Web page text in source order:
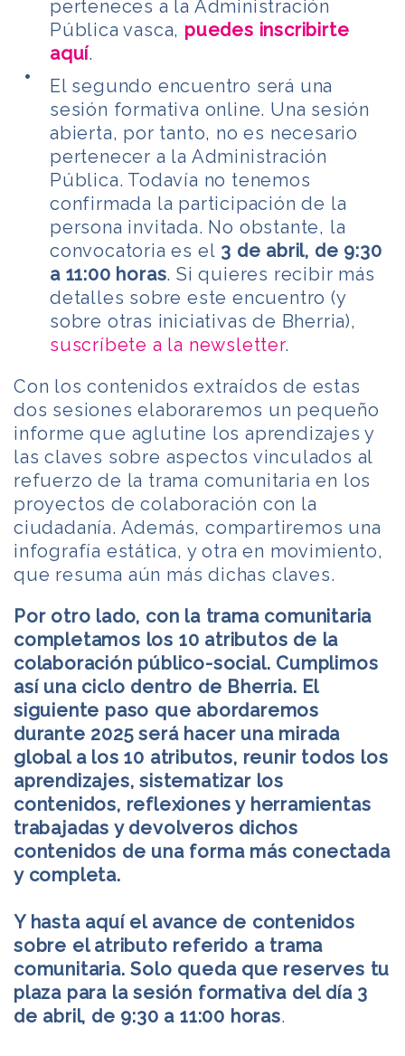
perteneces a la Administración
Pública vasca, puedes inscribirte
aquí.
El segundo encuentro será una
sesión formativa online. Una sesión
abierta, por tanto, no es necesario
pertenecer a la Administración
Pública. Todavía no tenemos
confirmada la participación de la
persona invitada. No obstante, la
convocatoria es el 3 de abril, de 9:30
a 11:00 horas. Si quieres recibir más
detalles sobre este encuentro (y
sobre otras iniciativas de Bherria),
suscríbete a la newsletter.
Con los contenidos extraídos de estas
dos sesiones elaboraremos un pequeño
informe que aglutine los aprendizajes y
las claves sobre aspectos vinculados al
refuerzo de la trama comunitaria en los
proyectos de colaboración con la
ciudadanía. Además, compartiremos una
infografía estática, y otra en movimiento,
que resuma aún más dichas claves.
Por otro lado, con la trama comunitaria
completamos los 10 atributos de la
colaboración público-social. Cumplimos
así una ciclo dentro de Bherria. El
siguiente paso que abordaremos
durante 2025 será hacer una mirada
global a los 10 atributos, reunir todos los
aprendizajes, sistematizar los
contenidos, reflexiones y herramientas
trabajadas y devolveros dichos
contenidos de una forma más conectada
y completa.
Y hasta aquí el avance de contenidos
sobre el atributo referido a trama
comunitaria. Solo queda que reserves tu
plaza para la sesión formativa del día 3
de abril, de 9:30 a 11:00 horas.